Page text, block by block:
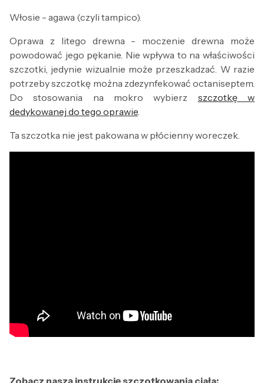
Włosie - agawa (czyli tampico).
Oprawa z litego drewna - moczenie drewna może
powodować jego pękanie. Nie wpływa to na właściwości
szczotki, jedynie wizualnie może przeszkadzać. W razie
potrzeby szczotkę można zdezynfekować octaniseptem.
Do stosowania na mokro wybierz szczotkę w
dedykowanej do tego oprawie.
Ta szczotka nie jest pakowana w płócienny woreczek.
Zobacz naszą instrukcję szczotkowania ciała: